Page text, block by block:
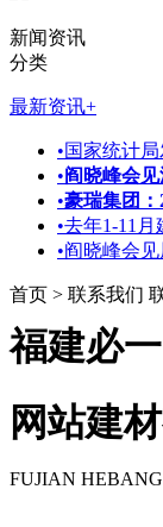
新闻资讯
分类
最新资讯+
•国家统计
•阎晓峰会
•豪瑞集团：
•去年1-11
•阎晓峰会
首页 > 联系我们
福建必
网站建
FUJIAN